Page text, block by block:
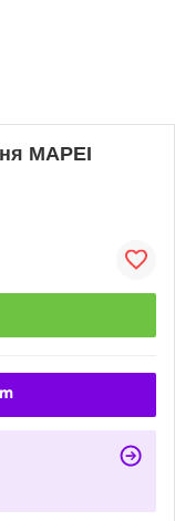
MAPEI